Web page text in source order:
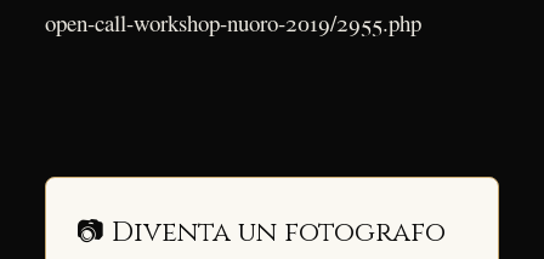
open-call-workshop-nuoro-2019/2955.php
📷 Diventa un fotografo